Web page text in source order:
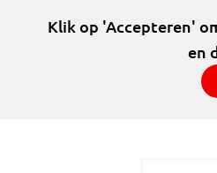
Klik op 'Accepteren'
en